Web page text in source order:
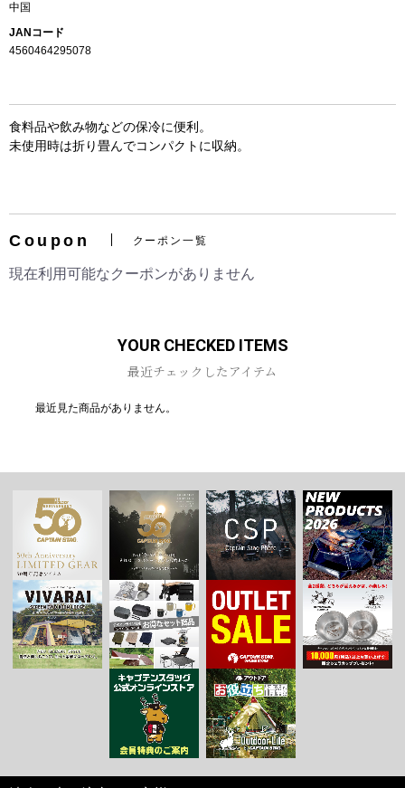
中国
JANコード
4560464295078
食料品や飲み物などの保冷に便利。
未使用時は折り畳んでコンパクトに収納。
Coupon クーポン一覧
現在利用可能なクーポンがありません
YOUR CHECKED ITEMS
最近チェックしたアイテム
最近見た商品がありません。